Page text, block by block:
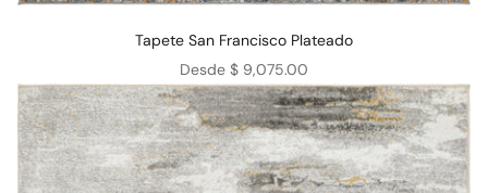
Tapete San Francisco Plateado
Precio de oferta
Desde $ 9,075.00